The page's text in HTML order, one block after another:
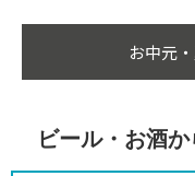
お中元
ビール・お酒